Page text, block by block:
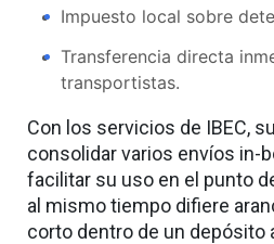
Impuesto local sobre
Transferencia directa
transportistas.
Con los servicios de IBEC,
consolidar varios envíos in-
facilitar su uso en el punto
al mismo tiempo difiere
corto dentro de un depósito